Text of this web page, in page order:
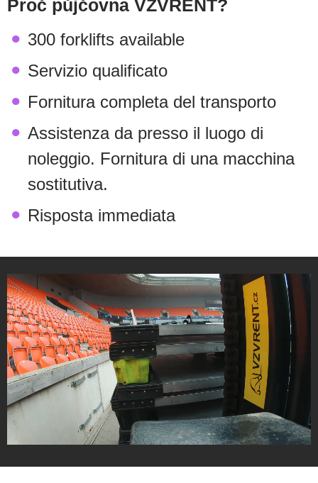
Proč půjčovna VZVRENT?
300 forklifts available
Servizio qualificato
Fornitura completa del transporto
Assistenza da presso il luogo di
noleggio. Fornitura di una macchina
sostitutiva.
Risposta immediata